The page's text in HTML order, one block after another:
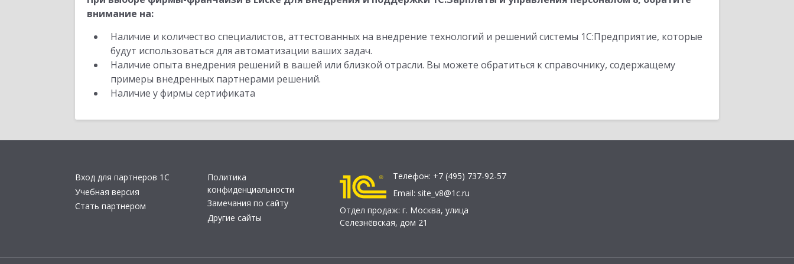
внимание на:
Наличие и количество специалистов, аттестованных на внедрение технологий и решений системы 1С:Предприятие, которые
будут использоваться для автоматизации ваших задач.
Наличие опыта внедрения решений в вашей или близкой отрасли. Вы можете обратиться к справочнику, содержащему
примеры внедренных партнерами решений.
Наличие у фирмы сертификата
Вход для партнеров 1С
Учебная версия
Стать партнером
Политика
конфиденциальности
Замечания по сайту
Другие сайты
Телефон: +7 (495) 737-92-57
Email: site_v8@1c.ru
Отдел продаж: г. Москва, улица
Селезнёвская, дом 21